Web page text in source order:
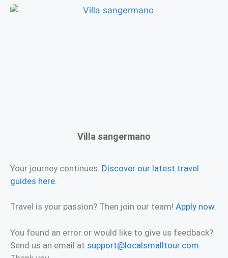
Villa sangermano
Your journey continues: Discover our latest travel
guides here.
Travel is your passion? Then join our team! Apply now.
You found an error or would like to give us feedback?
Send us an email at support@localsmalltour.com